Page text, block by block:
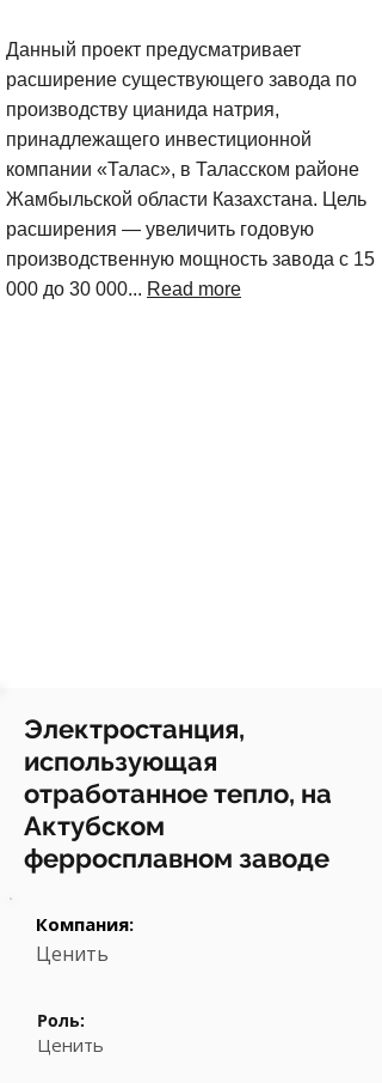
Данный проект предусматривает
расширение существующего завода по
производству цианида натрия,
принадлежащего инвестиционной
компании «Талас», в Таласском районе
Жамбыльской области Казахстана. Цель
расширения — увеличить годовую
производственную мощность завода с 15
000 до 30 000... Read more
Электростанция,
использующая
отработанное тепло, на
Актубском
ферросплавном заводе
Компания:
Ценить
Роль:
Ценить